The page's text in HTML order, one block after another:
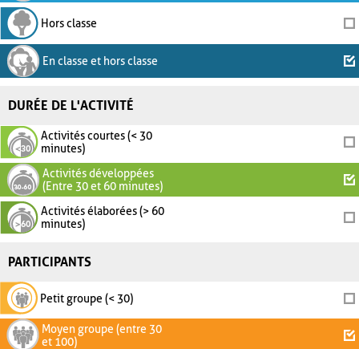
Hors classe
En classe et hors classe
DURÉE DE L'ACTIVITÉ
Activités courtes (< 30
minutes)
Activités développées
(Entre 30 et 60 minutes)
Activités élaborées (> 60
minutes)
PARTICIPANTS
Petit groupe (< 30)
Moyen groupe (entre 30
et 100)